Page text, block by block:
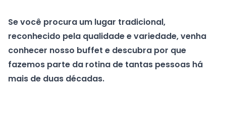
Se você procura um lugar tradicional,
reconhecido pela qualidade e variedade, venha
conhecer nosso buffet e descubra por que
fazemos parte da rotina de tantas pessoas há
mais de duas décadas.